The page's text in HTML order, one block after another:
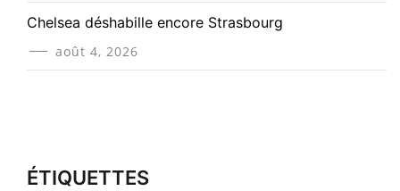
Chelsea déshabille encore Strasbourg
août 4, 2026
ÉTIQUETTES